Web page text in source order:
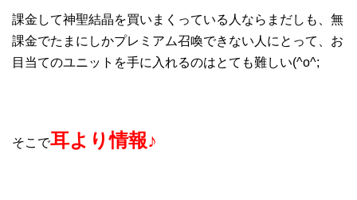
課金して神聖結晶を買いまくっている人ならまだしも、無
課金でたまにしかプレミアム召喚できない人にとって、お
目当てのユニットを手に入れるのはとても難しい(^o^;
そこで耳より情報♪